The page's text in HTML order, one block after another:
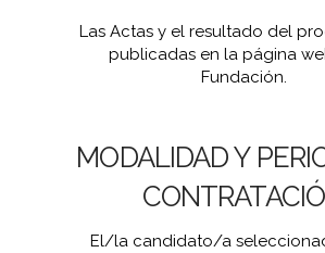
Las Actas y el resultado del
publicadas en la página
Fundación.
MODALIDAD Y
El/la candidato/a